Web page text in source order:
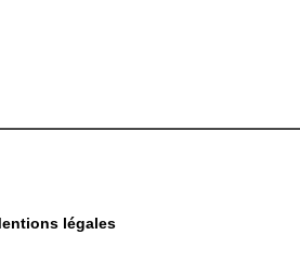
légales